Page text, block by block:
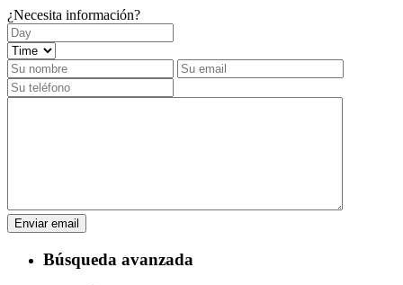
¿Necesita información?
Búsqueda avanzada